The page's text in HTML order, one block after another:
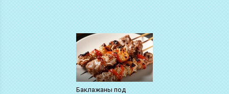
Баклажаны под